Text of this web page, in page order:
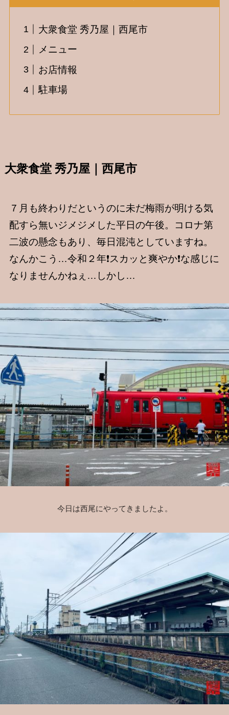
大衆食堂 秀乃屋｜西尾市
メニュー
お店情報
駐車場
大衆食堂 秀乃屋｜西尾市
７月も終わりだというのに未だ梅雨が明ける気
配すら無いジメジメした平日の午後。コロナ第
二波の懸念もあり、毎日混沌としていますね。
なんかこう…令和２年❗️スカッと爽やか❗️な感じに
なりませんかねぇ…しかし…
今日は西尾にやってきましたよ。